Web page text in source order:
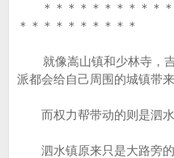
＊＊＊＊＊＊＊＊＊＊＊
＊＊＊＊＊＊＊＊＊＊
就像嵩山镇和少林寺，吉
派都会给自己周围的城镇带
而权力帮带动的则是泗水
泗水镇原来只是大路旁的